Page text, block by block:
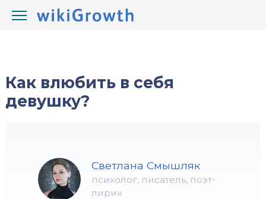
wikiGrowth.com / Отношения
Как влюбить в себя
девушку?
Светлана Смышляк
психолог, писатель, поэт-
лирик